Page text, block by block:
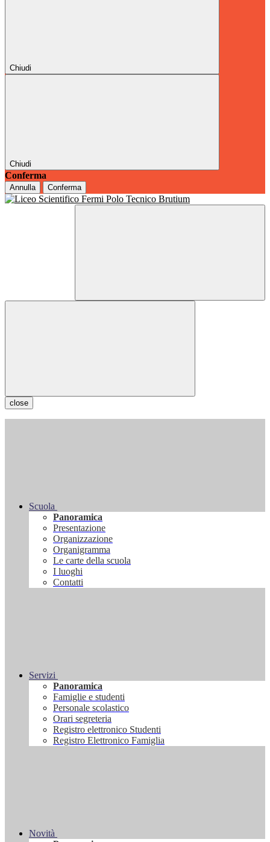
Chiudi
Chiudi
Conferma
Annulla Conferma
close
Scuola
Panoramica
Presentazione
Organizzazione
Organigramma
Le carte della scuola
I luoghi
Contatti
Servizi
Panoramica
Famiglie e studenti
Personale scolastico
Orari segreteria
Registro elettronico Studenti
Registro Elettronico Famiglia
Novità